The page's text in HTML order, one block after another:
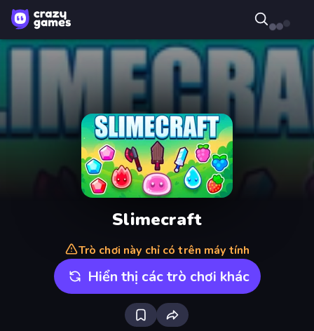
Slimecraft
Trò chơi này chỉ có trên máy tính
Hiển thị các trò chơi khác